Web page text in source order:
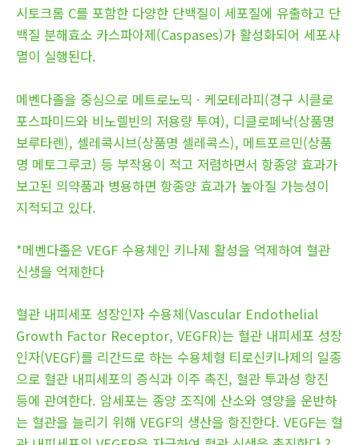
시토크롬 C를 포함한 다양한 단백질이 세포질에 유출하고 단
백질 분해효소 카스파아제(Caspases)가 활성화되어 세포사
멸이 실행된다.
메벤다졸을 중심으로 메트로노믹 · 케모테라피(경구 시클로
포스파미드와 비노렐빈의 저용량 투여), 디클로페낙(상품명
보루타렌), 셀레콕시브(상품명 셀레콕스), 메트포르민(상품
명 메토그루코) 등 부작용이 적고 저렴하면서 항종양 효과가
보고된 의약품과 병용하면 항종양 효과가 높아질 가능성이
지적되고 있다.
*메벤다졸은 VEGF 수용체인 키나제 활성을 억제하여 혈관
신생을 억제한다
혈관 내피세포 성장인자 수용체(Vascular Endothelial
Growth Factor Receptor, VEGFR)는 혈관 내피세포 성장
인자(VEGF)를 리간드로 하는 수용체형 티로신키나제의 일종
으로 혈관 내피세포의 증식과 이주 촉진, 혈관 투과성 항진
등에 관여한다. 암세포는 종양 조직에 산소와 영양을 운반하
는 혈관을 늘리기 위해 VEGF의 생산을 항진한다. VEGF는 혈